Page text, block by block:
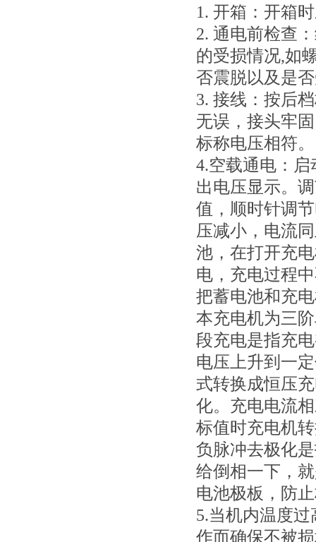
1. 开箱：开箱
2. 通电前检查
的受损情况,如
否震脱以及是
3. 接线：按后
无误，接头牢
标称电压相符。
4.空载通电：
出电压显示。
值，顺时针调
压减小，电流
池，在打开充
电，充电过程
把蓄电池和充
本充电机为三
段充电是指充
电压上升到一
式转换成恒压
化。充电电流
标值时充电机
负脉冲去极化
给倒相一下，
电池极板，防
5.当机内温度
作而确保不被